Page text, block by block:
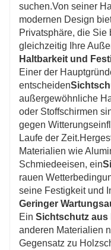
suchen.Von seiner
modernen Design
Privatsphäre, die Sie
gleichzeitig Ihre
Haltbarkeit und
Einer der
entscheiden
außergewöhnliche
oder Stoffschirmen
gegen
Laufe der
Materialien wie
Schmiedeeisen, ein
rauen
seine Festigkeit und
Geringer
Ein Sichtschutz aus
anderen Materialien
Gegensatz zu